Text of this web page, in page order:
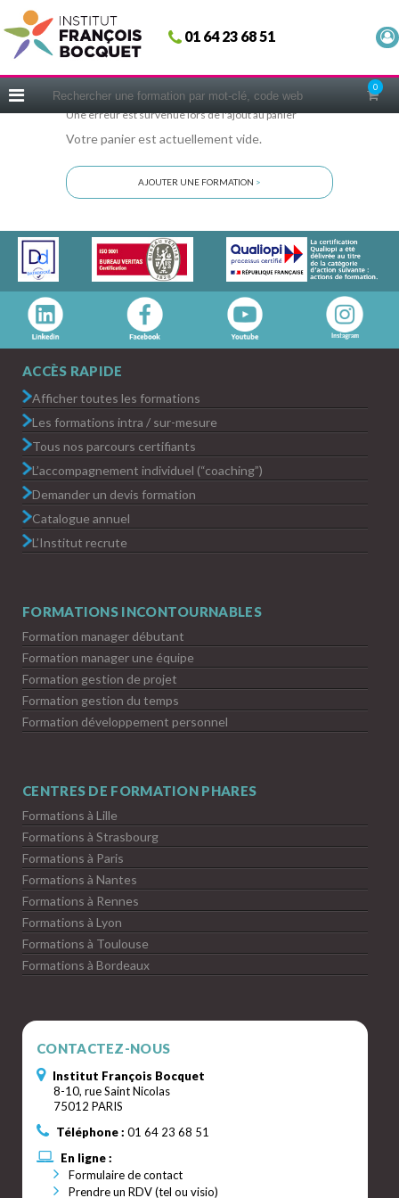
01 64 23 68 51
0
Fermer
ACCUEIL
CERIFICATIONS
INTRAS | SUR-MESURE
COACHING
NOUS CONNAÎTRE
CONSEILS MICRO-COACHING
PODCAST
WEBINAIRES
Une erreur est survenue lors de l'ajout au panier
Votre panier est actuellement vide.
AJOUTER UNE FORMATION >
ACCÈS RAPIDE
Afficher toutes les formations
Les formations intra / sur-mesure
Tous nos parcours certifiants
L’accompagnement individuel (“coaching”)
Demander un devis formation
Catalogue annuel
L’Institut recrute
FORMATIONS INCONTOURNABLES
Formation manager débutant
Formation manager une équipe
Formation gestion de projet
Formation gestion du temps
Formation développement personnel
CENTRES DE FORMATION PHARES
Formations à Lille
Formations à Strasbourg
Formations à Paris
Formations à Nantes
Formations à Rennes
Formations à Lyon
Formations à Toulouse
Formations à Bordeaux
CONTACTEZ-NOUS
Institut François Bocquet
8-10, rue Saint Nicolas
75012 PARIS
Téléphone : 01 64 23 68 51
En ligne :
Formulaire de contact
Prendre un RDV (tel ou visio)